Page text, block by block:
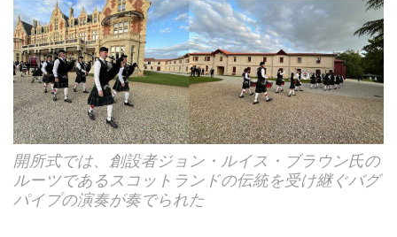
開所式では、創設者ジョン・ルイス・ブラウン氏の
ルーツであるスコットランドの伝統を受け継ぐバグ
パイプの演奏が奏でられた